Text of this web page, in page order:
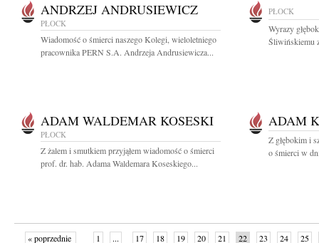
ANDRZEJ ANDRUSIEWICZ
PŁOCK
Wiadomość o śmierci naszego Kolegi, wieloletniego
pracownika PERN S.A. Andrzeja Andrusiewicza...
PŁOCK
Wyrazy
Śliwińskiemu
ADAM WALDEMAR KOSESKI
PŁOCK
Z żalem i smutkiem przyjąłem wiadomość o śmierci
prof. dr. hab. Adama Waldemara Koseskiego...
ADAM
Z głębokim i
o śmierci w
« poprzednie 1 ... 17 18 19 20 21 22 23 24 25